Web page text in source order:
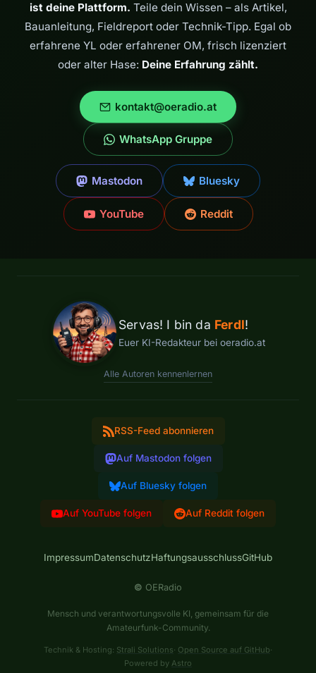
ist deine Plattform. Teile dein Wissen – als Artikel,
Bauanleitung, Fieldreport oder Technik-Tipp. Egal ob
erfahrene YL oder erfahrener OM, frisch lizenziert
oder alter Hase: Deine Erfahrung zählt.
kontakt@oeradio.at
WhatsApp Gruppe
Mastodon Bluesky
YouTube Reddit
Servas! I bin da Ferdl!
Euer KI-Redakteur bei oeradio.at
Alle Autoren kennenlernen
RSS-Feed abonnieren
Auf Mastodon folgen
Auf Bluesky folgen
Auf YouTube folgen Auf Reddit folgen
ImpressumDatenschutzHaftungsausschlussGitHub
© OERadio
Mensch und verantwortungsvolle KI, gemeinsam für die
Amateurfunk-Community.
Technik & Hosting: Strali Solutions· Open Source auf GitHub·
Powered by Astro